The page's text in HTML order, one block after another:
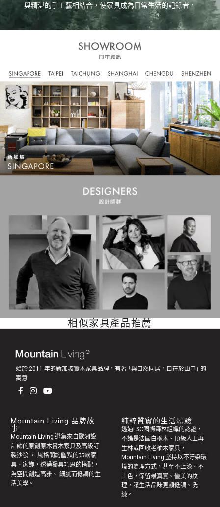
與精湛的手工藝相結合，使家具成為日常生活的記錄者。
相似家具產品推薦
始於 2011 年的新加坡實木家具品牌，有著 ｢與自然同居，自在於山中｣ 的
寓意
Mountain Living 品牌故
事
Mountain Living 選集來自歐洲設
計師的原創 原木實木家具及高級訂
製沙發 ， 風格簡約幽默的北歐家
具 、家飾，透過獨具巧思的搭配，
為空間創造高雅、 細膩而低調的生
活美學。
純粹質實的生活體驗
透過FSC國際森林組織的認證，
不論是法國白橡木、頂級人工再
生林或回收老柚木家具 ，
Mountain Living 堅持以不汙染環
境的處理方式，甚至不上漆、不
上色，保留最真實、優美的紋
理，讓生活品味更顯低調、洗
練。